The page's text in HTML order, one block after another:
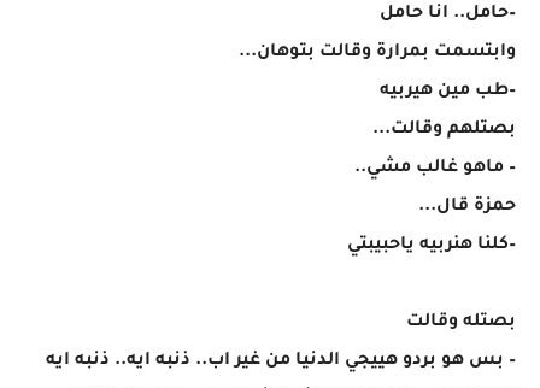
–حامل.. انا حامل
وابتسمت بمرارة وقالت بتوهان...
–طب مين هيربيه
بصتلهم وقالت...
– ماهو غالب مشي..
حمزة قال...
–كلنا هنربيه ياحبيبتي
بصتله وقالت
– بس هو بردو هييجي الدنيا من غير اب.. ذنبه ايه.. ذنبه ايه